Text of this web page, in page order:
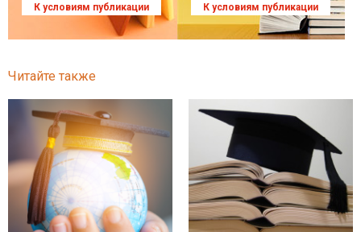
К условиям публикации К условиям публикации
Читайте также